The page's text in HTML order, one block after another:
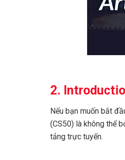
2.
Nếu bạn muốn bắt
(CS50) là không thể
tảng trực tuyến.